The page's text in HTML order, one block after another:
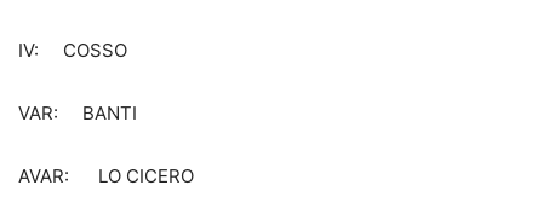
IV: COSSO
VAR: BANTI
AVAR: LO CICERO